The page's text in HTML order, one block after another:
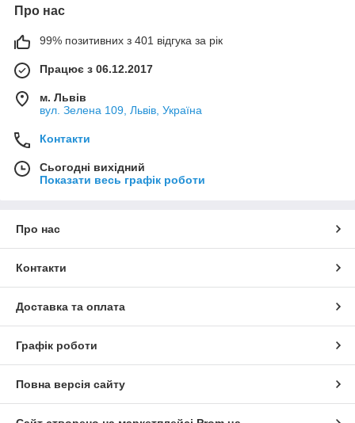
Про нас
99% позитивних з 401 відгука за рік
Працює з 06.12.2017
м. Львів
вул. Зелена 109, Львів, Україна
Контакти
Сьогодні вихідний
Показати весь графік роботи
Про нас
Контакти
Доставка та оплата
Графік роботи
Повна версія сайту